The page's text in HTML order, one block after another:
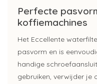
Perfecte
koffiemachines
Het Eccellente
pasvorm en is
handige
gebruiken, verwijder je